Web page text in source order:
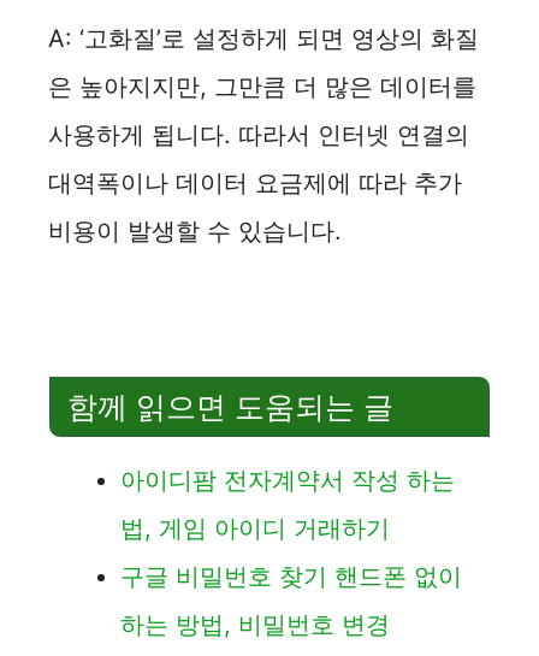
A: ‘고화질’로 설정하게 되면 영상의 화질
은 높아지지만, 그만큼 더 많은 데이터를
사용하게 됩니다. 따라서 인터넷 연결의
대역폭이나 데이터 요금제에 따라 추가
비용이 발생할 수 있습니다.
함께 읽으면 도움되는 글
아이디팜 전자계약서 작성 하는
법, 게임 아이디 거래하기
구글 비밀번호 찾기 핸드폰 없이
하는 방법, 비밀번호 변경